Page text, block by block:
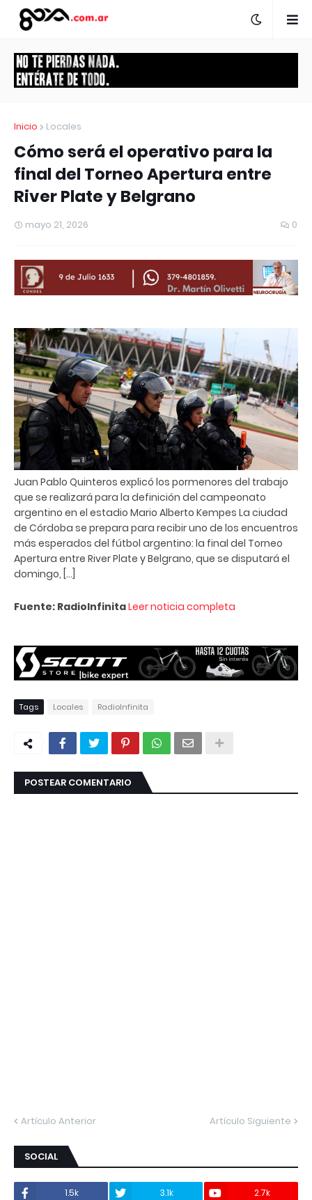
Inicio Locales
Cómo será el operativo para la
final del Torneo Apertura entre
River Plate y Belgrano
mayo 21, 2026 0
Juan Pablo Quinteros explicó los pormenores del trabajo
que se realizará para la definición del campeonato
argentino en el estadio Mario Alberto Kempes La ciudad
de Córdoba se prepara para recibir uno de los encuentros
más esperados del fútbol argentino: la final del Torneo
Apertura entre River Plate y Belgrano, que se disputará el
domingo, […]
Fuente: RadioInfinitaLeer noticia completa
Tags Locales RadioInfinita
POSTEAR COMENTARIO
Artículo Anterior Artículo Siguiente
SOCIAL
1.5k 3.1k
2.7k